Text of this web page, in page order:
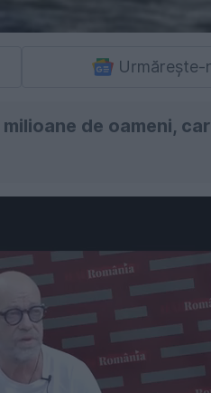
Urmărește-
de oameni,